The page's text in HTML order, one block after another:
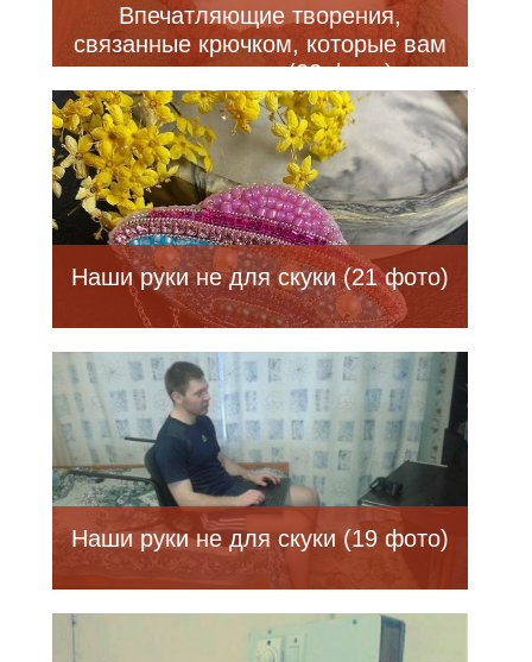
Впечатляющие творения,
связанные крючком, которые вам
стоит увидеть (22 фото)
Наши руки не для скуки (21 фото)
Наши руки не для скуки (19 фото)